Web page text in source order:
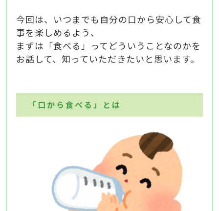
今回は、いつまでも自分の口から安心して食
事を楽しめるよう、
まずは 「食べる」ってどういうことなのかを
お話して、知っていただきたいと思います。
「口から食べる」とは